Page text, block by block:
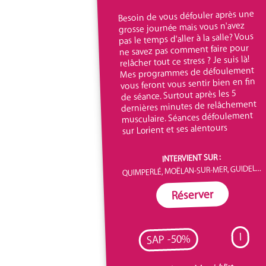
Besoin de vous défouler après une
grosse journée mais vous n'avez
pas le temps d'aller à la salle? Vous
ne savez pas comment faire pour
relâcher tout ce stress ? Je suis là!
Mes programmes de défoulement
vous feront vous sentir bien en fin
de séance. Surtout après les 5
dernières minutes de relâchement
musculaire. Séances défoulement
sur Lorient et ses alentours
INTERVIENT SUR :
QUIMPERLÉ, MOËLAN-SUR-MER, GUIDEL...
Réserver
SAP -50% I